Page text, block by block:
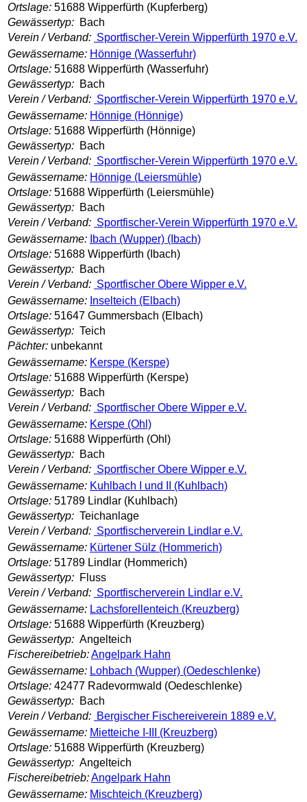
Ortslage: 51688 Wipperfürth (Kupferberg)
Gewässertyp: Bach
Verein / Verband: Sportfischer-Verein Wipperfürth 1970 e.V.
Gewässername: Hönnige (Wasserfuhr)
Ortslage: 51688 Wipperfürth (Wasserfuhr)
Gewässertyp: Bach
Verein / Verband: Sportfischer-Verein Wipperfürth 1970 e.V.
Gewässername: Hönnige (Hönnige)
Ortslage: 51688 Wipperfürth (Hönnige)
Gewässertyp: Bach
Verein / Verband: Sportfischer-Verein Wipperfürth 1970 e.V.
Gewässername: Hönnige (Leiersmühle)
Ortslage: 51688 Wipperfürth (Leiersmühle)
Gewässertyp: Bach
Verein / Verband: Sportfischer-Verein Wipperfürth 1970 e.V.
Gewässername: Ibach (Wupper) (Ibach)
Ortslage: 51688 Wipperfürth (Ibach)
Gewässertyp: Bach
Verein / Verband: Sportfischer Obere Wipper e.V.
Gewässername: Inselteich (Elbach)
Ortslage: 51647 Gummersbach (Elbach)
Gewässertyp: Teich
Pächter: unbekannt
Gewässername: Kerspe (Kerspe)
Ortslage: 51688 Wipperfürth (Kerspe)
Gewässertyp: Bach
Verein / Verband: Sportfischer Obere Wipper e.V.
Gewässername: Kerspe (Ohl)
Ortslage: 51688 Wipperfürth (Ohl)
Gewässertyp: Bach
Verein / Verband: Sportfischer Obere Wipper e.V.
Gewässername: Kuhlbach I und II (Kuhlbach)
Ortslage: 51789 Lindlar (Kuhlbach)
Gewässertyp: Teichanlage
Verein / Verband: Sportfischerverein Lindlar e.V.
Gewässername: Kürtener Sülz (Hommerich)
Ortslage: 51789 Lindlar (Hommerich)
Gewässertyp: Fluss
Verein / Verband: Sportfischerverein Lindlar e.V.
Gewässername: Lachsforellenteich (Kreuzberg)
Ortslage: 51688 Wipperfürth (Kreuzberg)
Gewässertyp: Angelteich
Fischereibetrieb:Angelpark Hahn
Gewässername: Lohbach (Wupper) (Oedeschlenke)
Ortslage: 42477 Radevormwald (Oedeschlenke)
Gewässertyp: Bach
Verein / Verband: Bergischer Fischereiverein 1889 e.V.
Gewässername: Mietteiche I-III (Kreuzberg)
Ortslage: 51688 Wipperfürth (Kreuzberg)
Gewässertyp: Angelteich
Fischereibetrieb:Angelpark Hahn
Gewässername: Mischteich (Kreuzberg)